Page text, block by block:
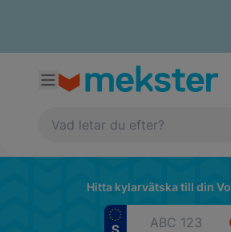
Hitta kylarvätska till din